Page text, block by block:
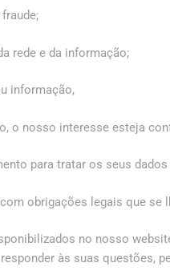
rede e da informação;
informação,
o nosso interesse esteja
para tratar os seus
obrigações legais que se
no nosso
às suas questões,